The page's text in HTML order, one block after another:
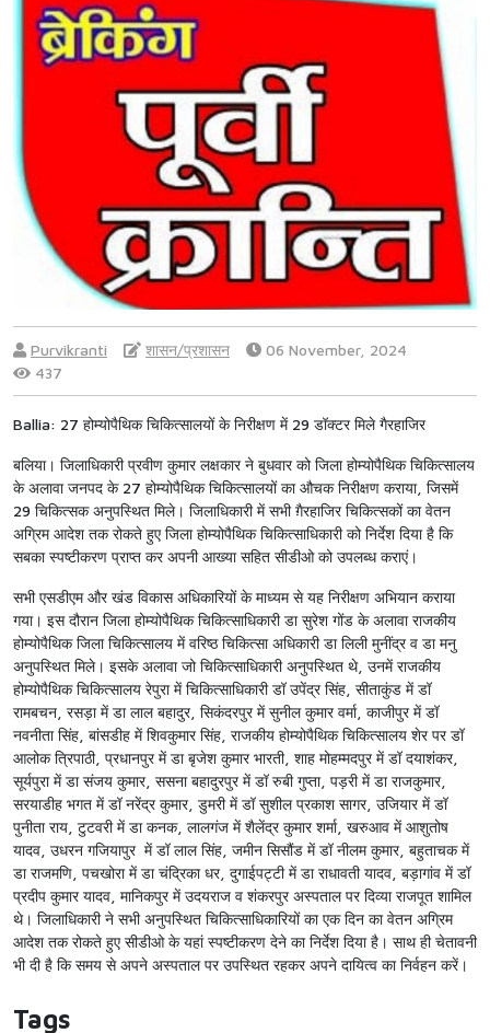
Purvikranti शासन/प्रशासन
06 November, 2024
437
Ballia: 27 होम्योपैथिक चिकित्सालयों के निरीक्षण में 29 डॉक्टर मिले गैरहाजिर
बलिया। जिलाधिकारी प्रवीण कुमार लक्षकार ने बुधवार को जिला होम्योपैथिक चिकित्सालय
के अलावा जनपद के 27 होम्योपैथिक चिकित्सालयों का औचक निरीक्षण कराया, जिसमें
29 चिकित्सक अनुपस्थित मिले। जिलाधिकारी में सभी ग़ैरहाजिर चिकित्सकों का वेतन
अग्रिम आदेश तक रोकते हुए जिला होम्योपैथिक चिकित्साधिकारी को निर्देश दिया है कि
सबका स्पष्टीकरण प्राप्त कर अपनी आख्या सहित सीडीओ को उपलब्ध कराएं।
सभी एसडीएम और खंड विकास अधिकारियों के माध्यम से यह निरीक्षण अभियान कराया
गया। इस दौरान जिला होम्योपैथिक चिकित्साधिकारी डा सुरेश गोंड के अलावा राजकीय
होम्योपैथिक जिला चिकित्सालय में वरिष्ठ चिकित्सा अधिकारी डा लिली मुनींद्र व डा मनु
अनुपस्थित मिले। इसके अलावा जो चिकित्साधिकारी अनुपस्थित थे, उनमें राजकीय
होम्योपैथिक चिकित्सालय रेपुरा में चिकित्साधिकारी डॉ उपेंद्र सिंह, सीताकुंड में डॉ
रामबचन, रसड़ा में डा लाल बहादुर, सिकंदरपुर में सुनील कुमार वर्मा, काजीपुर में डॉ
नवनीता सिंह, बांसडीह में शिवकुमार सिंह, राजकीय होम्योपैथिक चिकित्सालय शेर पर डॉ
आलोक त्रिपाठी, प्रधानपुर में डा बृजेश कुमार भारती, शाह मोहम्मदपुर में डॉ दयाशंकर,
सूर्यपुरा में डा संजय कुमार, ससना बहादुरपुर में डॉ रुबी गुप्ता, पड़री में डा राजकुमार,
सरयाडीह भगत में डॉ नरेंद्र कुमार, डुमरी में डॉ सुशील प्रकाश सागर, उजियार में डॉ
पुनीता राय, टुटवरी में डा कनक, लालगंज में शैलेंद्र कुमार शर्मा, खरुआव में आशुतोष
यादव, उधरन गजियापुर में डॉ लाल सिंह, जमीन सिसौंड में डॉ नीलम कुमार, बहुताचक में
डा राजमणि, पचखोरा में डा चंद्रिका धर, दुगाईपट्टी में डा राधावती यादव, बड़ागांव में डॉ
प्रदीप कुमार यादव, मानिकपुर में उदयराज व शंकरपुर अस्पताल पर दिव्या राजपूत शामिल
थे। जिलाधिकारी ने सभी अनुपस्थित चिकित्साधिकारियों का एक दिन का वेतन अग्रिम
आदेश तक रोकते हुए सीडीओ के यहां स्पष्टीकरण देने का निर्देश दिया है। साथ ही चेतावनी
भी दी है कि समय से अपने अस्पताल पर उपस्थित रहकर अपने दायित्व का निर्वहन करें।
Tags